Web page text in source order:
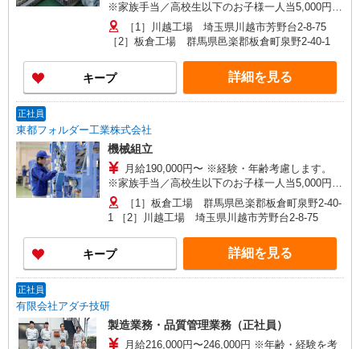
※家族手当／高校生以下のお子様一人当5,000円
※賞与年2回、昇給年1回 （年収例） 39歳（入
社15年目）／540万円 （月給29万円＋賞与＋他手
当） 26歳（入社7年目）／420万円 （月給24万円
＋賞与＋他手当）
［1］川越工場 埼玉県川越市芳野台2-8-75
［2］板倉工場 群馬県邑楽郡板倉町泉野2-40-1
キープ 詳細を見る
正社員
東都フォルダー工業株式会社
機械組立
月給190,000円〜 ※経験・年齢考慮します。
※家族手当／高校生以下のお子様一人当5,000円
※賞与年2回、昇給年1回 （年収例） 39歳（入社
15年目）／540万円 （月給29万円＋賞与＋他手
当） 26歳（入社7年目）／420万円 （月給24万円
＋賞与＋他手当）
［1］板倉工場 群馬県邑楽郡板倉町泉野2-40-
1 ［2］川越工場 埼玉県川越市芳野台2-8-75
キープ 詳細を見る
正社員
有限会社アダチ技研
製造業務・品質管理業務（正社員）
月給216,000円〜246,000円 ※年齢・経験を考